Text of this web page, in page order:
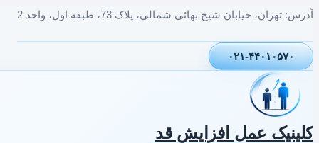
پرش
محتوا
آدرس: تهران، خيابان شيخ بهائي شمالي، پلاک 73، طبقه اول، واحد 2
۰۲۱-۴۴۰۱۰۵۷۰
کلینیک عمل افزایش قد